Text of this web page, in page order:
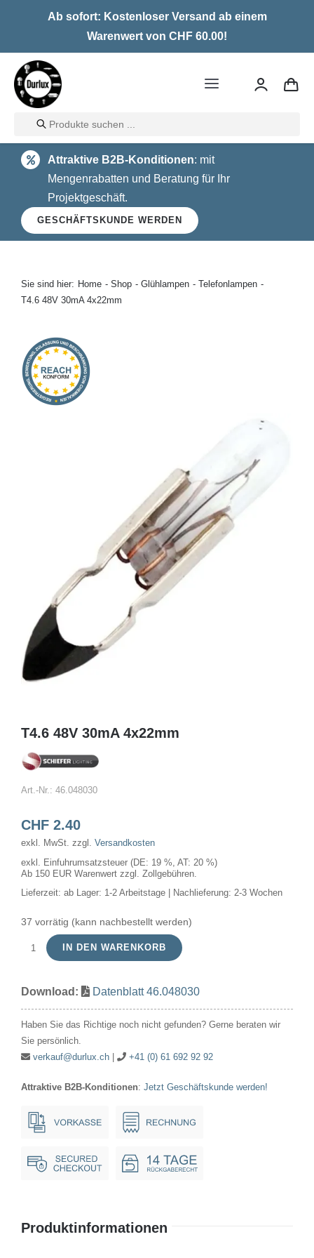
Ab sofort: Kostenloser Versand ab einem
Warenwert von CHF 60.00!
Toggle
Home
LED
Halogen
Glühlampen
Kontakt
Products
search
Attraktive B2B-Konditionen: mit
Mengenrabatten und Beratung für Ihr
Projektgeschäft.
GESCHÄFTSKUNDE WERDEN
Sie sind hier: Home Shop Glühlampen
Telefonlampen
T4.6 48V 30mA 4x22mm
T4.6 48V 30mA 4x22mm
Art.-Nr.: 46.048030
CHF2.40
exkl. MwSt. zzgl. Versandkosten
exkl. Einfuhrumsatzsteuer (DE: 19 %, AT: 20 %)
Ab 150 EUR Warenwert zzgl. Zollgebühren.
Lieferzeit: ab Lager: 1-2 Arbeitstage | Nachlieferung: 2-3 Wochen
37 vorrätig (kann nachbestellt werden)
T4.6
30mA
Menge
IN DEN WARENKORB
Download: Datenblatt 46.048030
Haben Sie das Richtige noch nicht gefunden? Gerne beraten wir
Sie persönlich.
verkauf@durlux.ch| +41 (0) 61 692 92 92
Attraktive B2B-Konditionen: Jetzt Geschäftskunde werden!
Produktinformationen